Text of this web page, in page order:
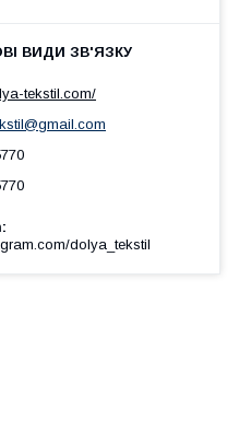
tekstil.com/
dolya_tekstil